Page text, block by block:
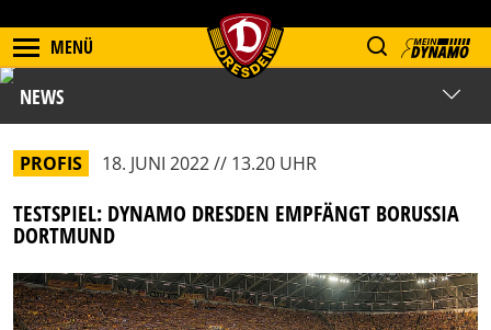
MENÜ
NEWS
PROFIS 18. JUNI 2022 // 13.20 UHR
TESTSPIEL: DYNAMO DRESDEN EMPFÄNGT BORUSSIA
DORTMUND